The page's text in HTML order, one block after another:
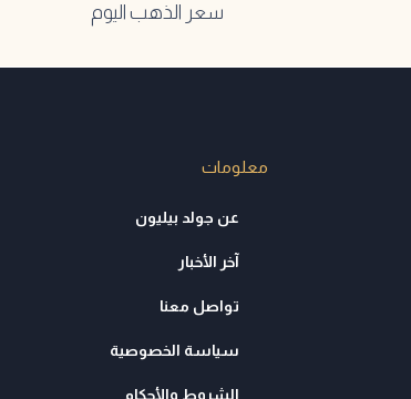
سعر الذهب اليوم
معلومات
عن جولد بيليون
آخر الأخبار
تواصل معنا
سياسة الخصوصية
الشروط والأحكام